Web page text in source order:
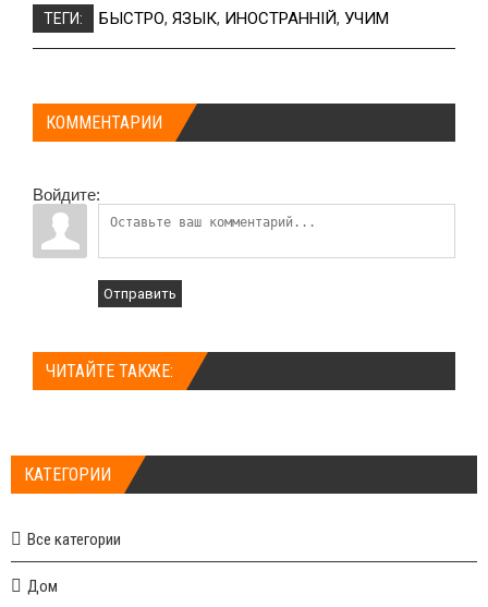
ТЕГИ: БЫСТРО, ЯЗЫК, ИНОСТРАННІЙ, УЧИМ
КОММЕНТАРИИ
Войдите:
Отправить
ЧИТАЙТЕ ТАКЖЕ:
КАТЕГОРИИ
Все категории
Дом